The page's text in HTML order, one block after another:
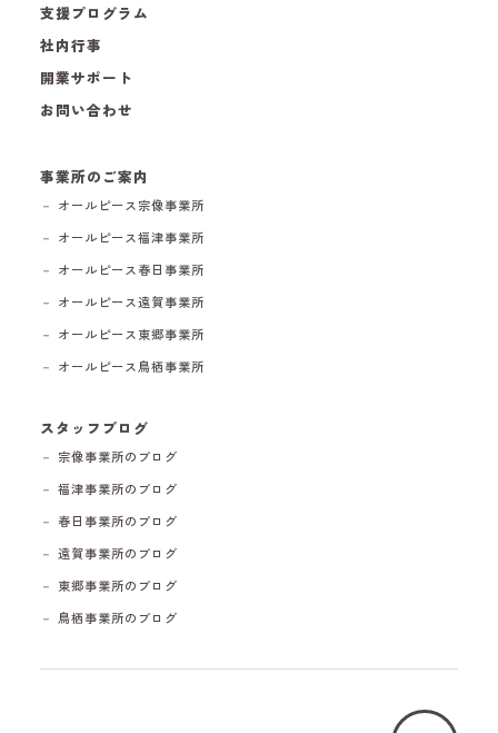
支援プログラム
社内行事
開業サポート
お問い合わせ
事業所のご案内
－ オールピース宗像事業所
－ オールピース福津事業所
－ オールピース春日事業所
－ オールピース遠賀事業所
－ オールピース東郷事業所
－ オールピース鳥栖事業所
スタッフブログ
－ 宗像事業所のブログ
－ 福津事業所のブログ
－ 春日事業所のブログ
－ 遠賀事業所のブログ
－ 東郷事業所のブログ
－ 鳥栖事業所のブログ